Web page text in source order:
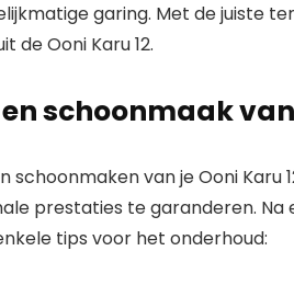
garing. Met de juiste
de Ooni Karu 12.
schoonmaak
schoonmaken van je Ooni Karu
prestaties te garanderen. Na
tips voor het onderhoud: